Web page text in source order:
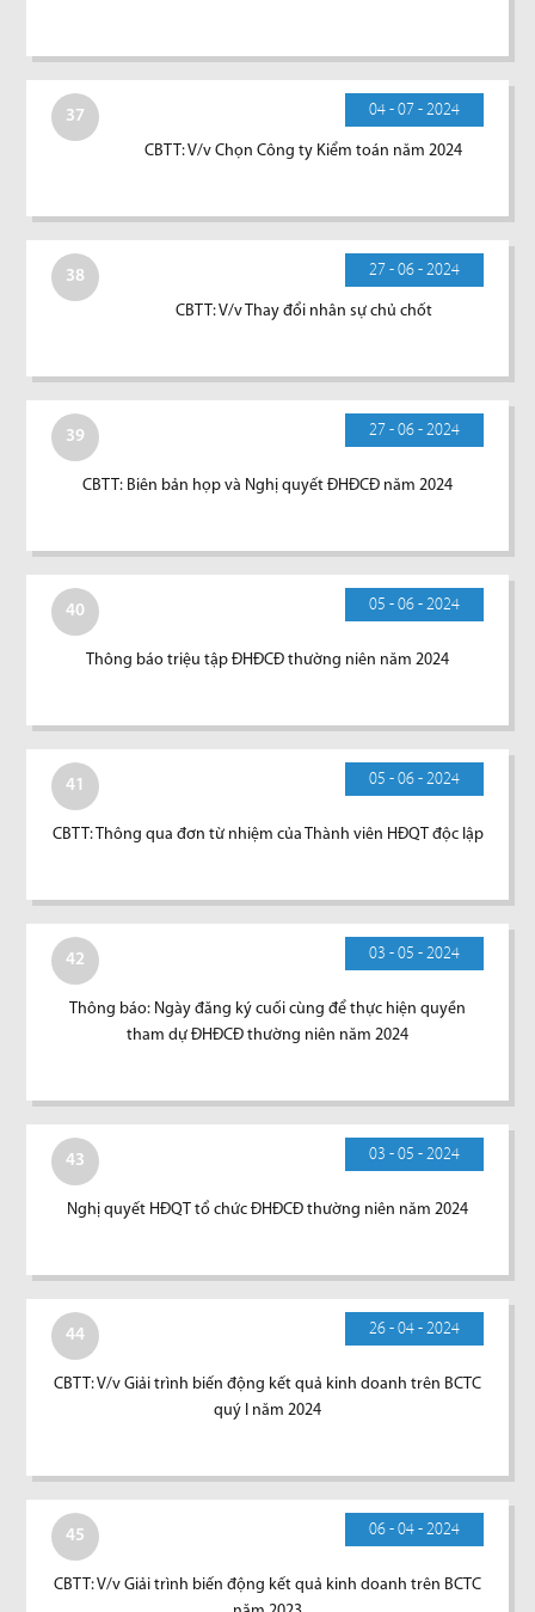
37 04 - 07 - 2024
CBTT: V/v Chọn Công ty Kiểm toán năm 2024
38 27 - 06 - 2024
CBTT: V/v Thay đổi nhân sự chủ chốt
39 27 - 06 - 2024
CBTT: Biên bản họp và Nghị quyết ĐHĐCĐ năm 2024
40 05 - 06 - 2024
Thông báo triệu tập ĐHĐCĐ thường niên năm 2024
41 05 - 06 - 2024
CBTT: Thông qua đơn từ nhiệm của Thành viên HĐQT độc lập
42 03 - 05 - 2024
Thông báo: Ngày đăng ký cuối cùng để thực hiện quyền
tham dự ĐHĐCĐ thường niên năm 2024
43 03 - 05 - 2024
Nghị quyết HĐQT tổ chức ĐHĐCĐ thường niên năm 2024
44 26 - 04 - 2024
CBTT: V/v Giải trình biến động kết quả kinh doanh trên BCTC
quý I năm 2024
45 06 - 04 - 2024
CBTT: V/v Giải trình biến động kết quả kinh doanh trên BCTC